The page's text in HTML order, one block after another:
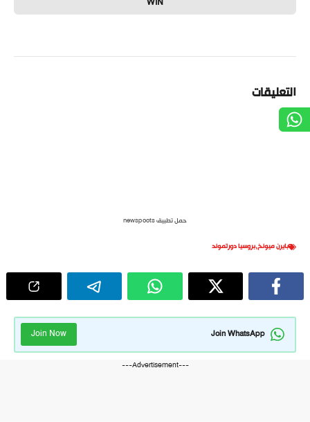
التعليقات
حمل تطبيق newspoots
بايرن ميونخ,بروسيا دورتموند
Join WhatsApp
Join Now
---Advertisement---